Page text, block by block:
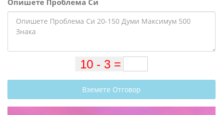
Опишете Проблема Си
Вземете Отговор